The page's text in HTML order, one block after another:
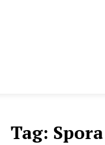
Tag: Spora